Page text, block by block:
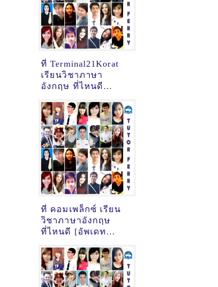
ที่ Terminal21Korat
เรียนวิชาภาษา
อังกฤษ ที่ไหนดี
ภาษาอังกฤษ
เมื่อ2/11/2024,
17:47:17]
ที่ คอมเพล็กซ์ เรียน
วิชาภาษาอังกฤษ
ที่ไหนดี [อัพเดท
อังกฤษ
เมื่อ2/11/2024,
17:43:28]